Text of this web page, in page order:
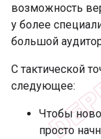
возможность
у более
большой
С тактической
следующее:
Чтобы
просто